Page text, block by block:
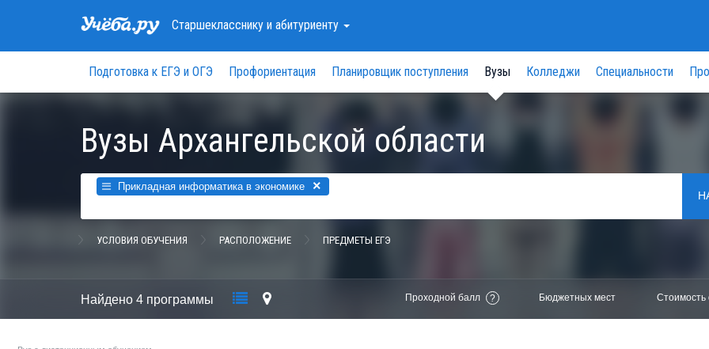
Старшеклассникуи абитуриенту
Подготовка к ЕГЭ и ОГЭ Профориентация Планировщик поступления Вузы Колледжи Специальности
Вузы Архангельской области
Прикладная информатика в экономике ×
УСЛОВИЯ ОБУЧЕНИЯ РАСПОЛОЖЕНИЕ ПРЕДМЕТЫ ЕГЭ
Найдено 4 программы Проходной балл ? Бюджетных мест Стоимость